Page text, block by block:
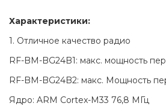
Характеристики:
1. Отличное качество радио
RF-BM-BG24B1: макс. мощность
RF-BM-BG24B2: макс. Мощность
Ядро: ARM Cortex-M33 76,8 МГц